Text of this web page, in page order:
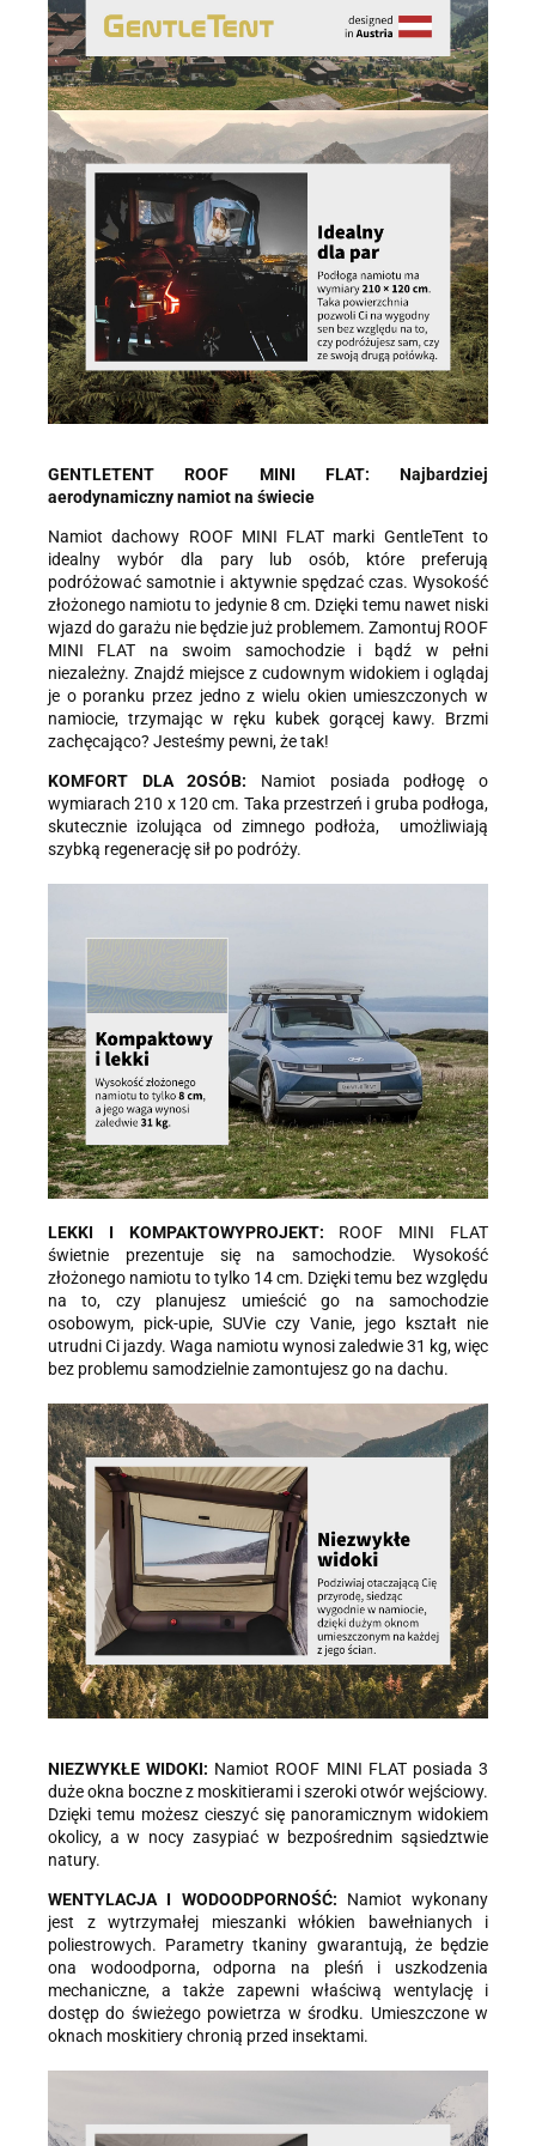
biuro@ss24.pl lub telefon+48 600 555 801 ,+48 600 555 776.
Dane będą przechowywane do czasu udzielenia odpowiedzi na
zapytanie lub cofnięcia zgody. Osobie, której dane dotyczą,
przysługuje prawo dostępu do swoich danych, ich sprostowania,
żądania zaprzestania przetwarzania, usunięcia, ograniczenia
przetwarzania, a także prawo wniesienia skargi do Prezesa
Urzędu Ochrony Danych Osobowych.
GENTLETENT ROOF MINI FLAT: Najbardziej
aerodynamiczny namiot na świecie
Namiot dachowy ROOF MINI FLAT marki GentleTent to
idealny wybór dla pary lub osób, które preferują
podróżować samotnie i aktywnie spędzać czas. Wysokość
złożonego namiotu to jedynie 8 cm. Dzięki temu nawet niski
wjazd do garażu nie będzie już problemem. Zamontuj ROOF
MINI FLAT na swoim samochodzie i bądź w pełni
niezależny. Znajdź miejsce z cudownym widokiem i oglądaj
je o poranku przez jedno z wielu okien umieszczonych w
namiocie, trzymając w ręku kubek gorącej kawy. Brzmi
zachęcająco? Jesteśmy pewni, że tak!
KOMFORT DLA2OSÓB: Namiot posiada podłogę o
wymiarach 210 x 120 cm. Taka przestrzeń i gruba podłoga,
skutecznie izolująca od zimnego podłoża, umożliwiają
szybką regenerację sił po podróży.
LEKKI I KOMPAKTOWYPROJEKT: ROOF MINI FLAT
świetnie prezentuje się na samochodzie. Wysokość
złożonego namiotu to tylko 14 cm. Dzięki temu bez względu
na to, czy planujesz umieścić go na samochodzie
osobowym, pick-upie, SUVie czy Vanie, jego kształt nie
utrudni Ci jazdy. Waga namiotu wynosi zaledwie 31 kg, więc
bez problemu samodzielnie zamontujesz go na dachu.
NIEZWYKŁE WIDOKI: Namiot ROOF MINI FLAT posiada 3
duże okna boczne z moskitierami i szeroki otwór wejściowy.
Dzięki temu możesz cieszyć się panoramicznym widokiem
okolicy, a w nocy zasypiać w bezpośrednim sąsiedztwie
natury.
WENTYLACJA I WODOODPORNOŚĆ: Namiot wykonany
jest z wytrzymałej mieszanki włókien bawełnianych i
poliestrowych. Parametry tkaniny gwarantują, że będzie
ona wodoodporna, odporna na pleśń i uszkodzenia
mechaniczne, a także zapewni właściwą wentylację i
dostęp do świeżego powietrza w środku. Umieszczone w
oknach moskitiery chronią przed insektami.